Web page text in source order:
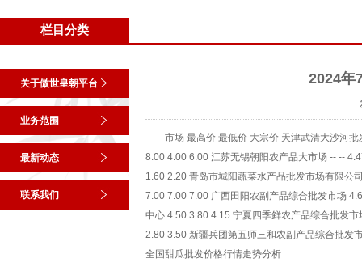
栏目分类
关于傲世皇朝平台
业务范围
最新动态
联系我们
2024年
市场 最高价 最低价 大宗价 天津武清大沙河
8.00 4.00 6.00 江苏无锡朝阳农产品大市场 -- --
1.60 2.20 青岛市城阳蔬菜水产品批发市场有限公
7.00 7.00 7.00 广西田阳农副产品综合批发市场
中心 4.50 3.80 4.15 宁夏四季鲜农产品综合批发
2.80 3.50 新疆兵团第五师三和农副产品综合批发
全国甜瓜批发价格行情走势分析